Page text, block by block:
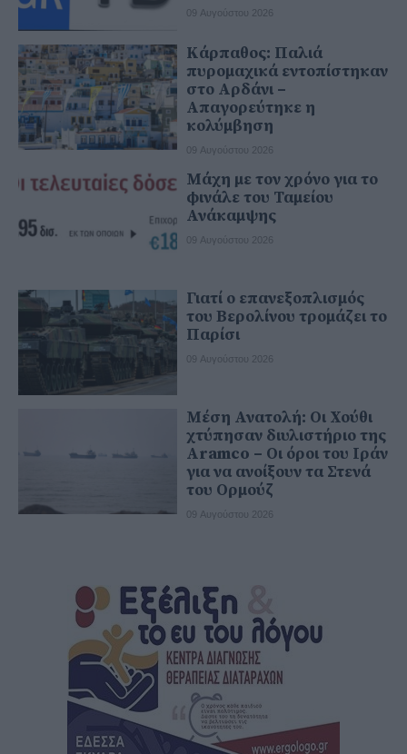
09 Αυγούστου 2026
Κάρπαθος: Παλιά
πυρομαχικά εντοπίστηκαν
στο Αρδάνι –
Απαγορεύτηκε η
κολύμβηση
09 Αυγούστου 2026
Μάχη με τον χρόνο για το
φινάλε του Ταμείου
Ανάκαμψης
09 Αυγούστου 2026
Γιατί ο επανεξοπλισμός
του Βερολίνου τρομάζει το
Παρίσι
09 Αυγούστου 2026
Μέση Ανατολή: Οι Χούθι
χτύπησαν διυλιστήριο της
Aramco – Οι όροι του Ιράν
για να ανοίξουν τα Στενά
του Ορμούζ
09 Αυγούστου 2026